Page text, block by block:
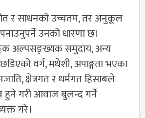
र साधनको उच्चतम, तर अनुकूल
उनको धारणा छ।
अल्पसङ्ख्यक समुदाय, अन्य
वर्ग, मधेशी, अपाङ्गता भएका
क्षेत्रगत र धर्मगत हिसाबले
हुने गरी आवाज बुलन्द गर्ने
गरे।